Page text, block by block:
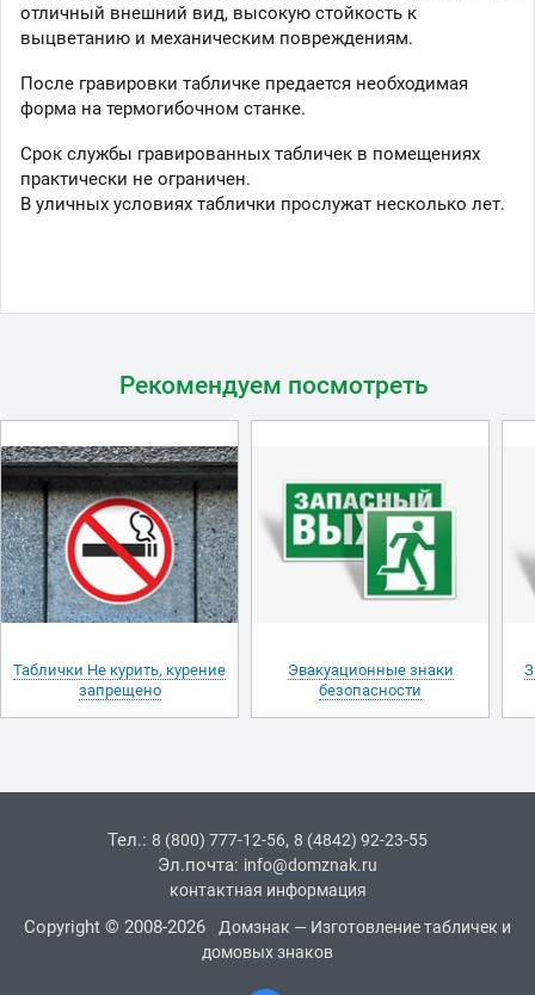
отличный внешний вид, высокую стойкость к
выцветанию и механическим повреждениям.
После гравировки табличке предается необходимая
форма на термогибочном станке.
Срок службы гравированных табличек в помещениях
практически не ограничен.
В уличных условиях таблички прослужат несколько лет.
Рекомендуем посмотреть
Таблички Не курить, курение
запрещено
Эвакуационные знаки
безопасности
Тел.: 8 (800) 777-12-56, 8 (4842) 92-23-55
Эл.почта: info@domznak.ru
контактная информация
Copyright © 2008-2026
Домзнак — Изготовление табличек и
домовых знаков